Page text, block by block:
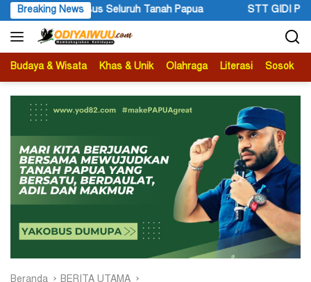
Langsung
ke
konten
Breaking NewsSTT GIDI Papua Apresiasi Setahun Kepemimpinan
Budaya & Wisata Khas & Unik Olahraga Literasi Sosok
Beranda BERITA UTAMA